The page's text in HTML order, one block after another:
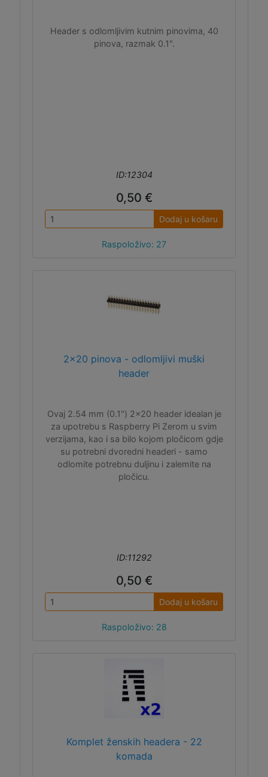
Header s odlomljivim kutnim pinovima, 40
pinova, razmak 0.1".
ID:12304
0,50 €
Dodaj u košaru
Raspoloživo: 27
2x20 pinova - odlomljivi muški
header
Ovaj 2.54 mm (0.1") 2x20 header idealan je
za upotrebu s Raspberry Pi Zerom u svim
verzijama, kao i sa bilo kojom pločicom gdje
su potrebni dvoredni headeri - samo
odlomite potrebnu duljinu i zalemite na
pločicu.
ID:11292
0,50 €
Dodaj u košaru
Raspoloživo: 28
Komplet ženskih headera - 22
komada